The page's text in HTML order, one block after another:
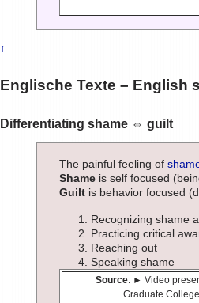
↑
Englische Texte – English
Differentiating shame ⇔ guilt
The painful feeling of
Shame is self focused
Guilt is behavior focused
Recognizing shame
Practicing critical
Reaching out
Speaking shame
Source: ► Video
Graduate